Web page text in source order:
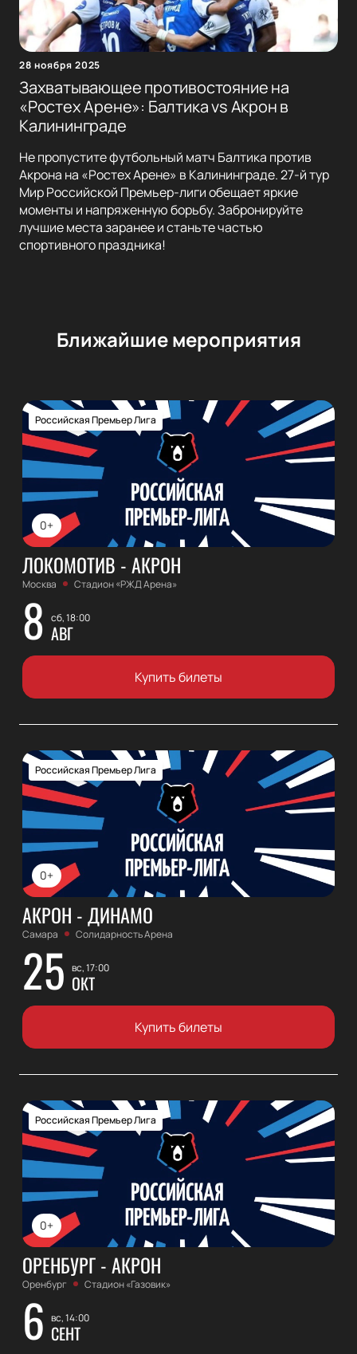
28 ноября 2025
Захватывающее противостояние на
«Ростех Арене»: Балтика vs Акрон в
Калининграде
Не пропустите футбольный матч Балтика против
Акрона на «Ростех Арене» в Калининграде. 27-й тур
Мир Российской Премьер-лиги обещает яркие
моменты и напряженную борьбу. Забронируйте
лучшие места заранее и станьте частью
спортивного праздника!
Ближайшие мероприятия
0+
Российская Премьер Лига
ЛОКОМОТИВ - АКРОН
Москва Стадион «РЖД Арена»
8 сб, 18:00
АВГ
Купить билеты
0+
Российская Премьер Лига
АКРОН - ДИНАМО
Самара Солидарность Арена
25 вс, 17:00
ОКТ
Купить билеты
0+
Российская Премьер Лига
ОРЕНБУРГ - АКРОН
Оренбург Стадион «Газовик»
6 вс, 14:00
СЕНТ